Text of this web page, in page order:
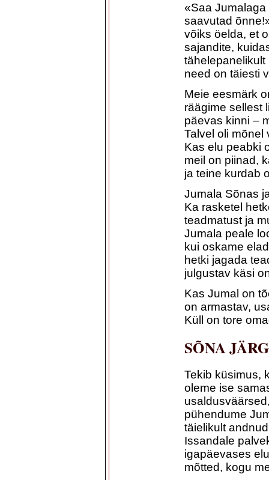
«Saa
saavutad
võiks öelda, et
sajandite,
tähelepanelikult
need on täiesti
Meie eesmärk
räägime sellest
päevas kinni –
Talvel oli mõnel
Kas elu peabki
meil on piinad,
ja teine kurdab
Jumala Sõnas
Ka rasketel
teadmatust ja
Jumala peale
kui oskame
hetki jagada
julgustav käsi
Kas Jumal on
on armastav,
Küll on tore
SÕNA
Tekib küsimus,
oleme ise
pühendume
täielikult
Issandale
igapäevases
mõtted, kogu